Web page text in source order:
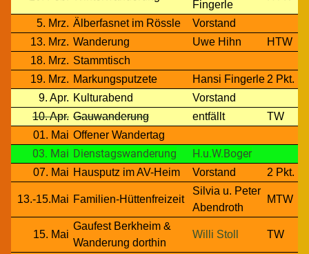
Fingerle
5. Mrz. Älberfasnet im Rössle
Vorstand
13. Mrz. Wanderung Uwe Hihn
HTW
18. Mrz. Stammtisch
19. Mrz. Markungsputzete Hansi Fingerle 2 Pkt.
9. Apr. Kulturabend
Vorstand
10. Apr. Gauwanderung entfällt
TW
01. Mai Offener Wandertag
03. Mai Dienstagswanderung H.u.W.Boger
07. Mai Hausputz im AV-Heim Vorstand 2 Pkt.
13.-15.Mai Familien-Hüttenfreizeit
Silvia u. Peter
Abendroth
MTW
15. Mai
Gaufest Berkheim &
Wanderung dorthin
Willi Stoll TW